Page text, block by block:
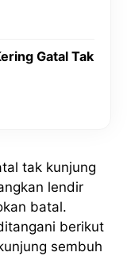
Gatal Tak
tak kunjung
lendir
batal.
berikut
sembuh